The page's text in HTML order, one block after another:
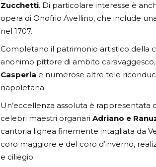
Zucchetti. Di particolare interesse è
opera di Onofrio Avellino, che include
nel 1707.
Completano il patrimonio artistico della
anonimo pittore di ambito caravaggesco,
Casperia e numerose altre tele
napoletana.
Un’eccellenza assoluta è rappresentata
celebri maestri organari Adriano e
cantoria lignea finemente intagliata da
coro maggiore e del coro d’inverno,
e ciliegio.